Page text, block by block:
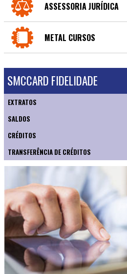
ASSESSORIA JURÍDICA
METAL CURSOS
SMCCARD FIDELIDADE
EXTRATOS
SALDOS
CRÉDITOS
TRANSFERÊNCIA DE CRÉDITOS